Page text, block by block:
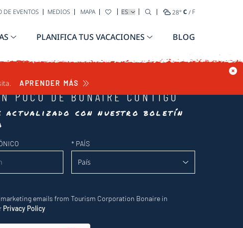
DE EVENTOS MEDIOS MAPA SELECCIONA TU IDIOMA
28°C / F
PLANIFICA TUS VACACIONES BLOG
APRENDER MÁS
POCO DE BONAIRE CONTIGO
actualizado con nuestro boletín
* PAÍS
marketing emails from Tourism Corporation Bonaire in
Privacy Policy